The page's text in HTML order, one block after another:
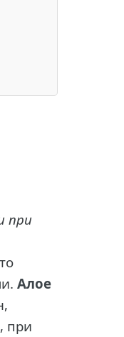
при
Алое
при